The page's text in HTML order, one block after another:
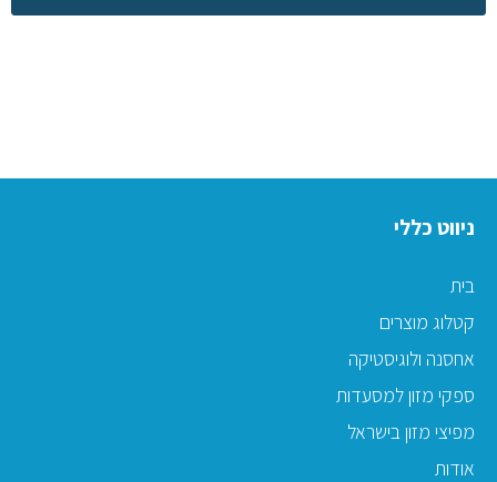
ניווט כללי
בית
קטלוג מוצרים
אחסנה ולוגיסטיקה
ספקי מזון למסעדות
מפיצי מזון בישראל
אודות